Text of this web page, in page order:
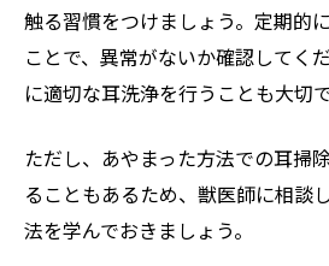
触る習慣をつけましょう。定期的
ことで、異常がないか確認してく
に適切な耳洗浄を行うことも大切で
ただし、あやまった方法での耳掃
ることもあるため、獣医師に相談
法を学んでおきましょう。